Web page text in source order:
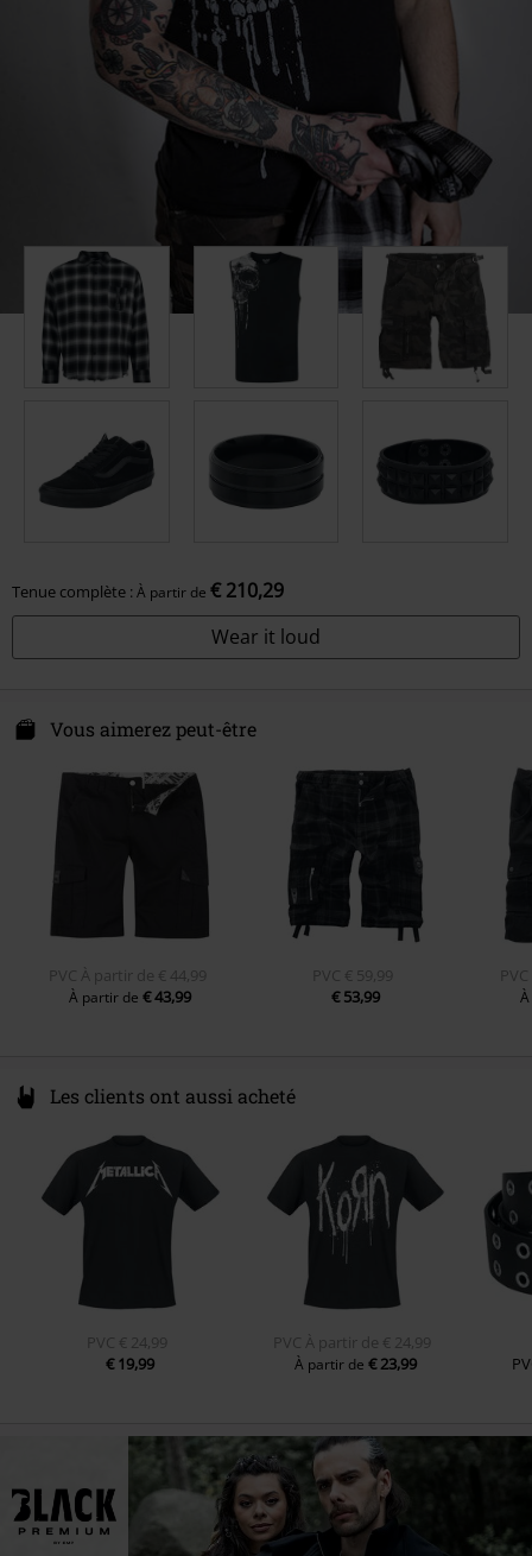
Tenue complète : À partir de € 210,29
Wear it loud
Vous aimerez peut-être
PVC À partir de € 44,99
À partir de€ 43,99
PVC € 59,99
€ 53,99
PVC
Les clients ont aussi acheté
PVC € 24,99
€ 19,99
PVC À partir de € 24,99
À partir de € 23,99